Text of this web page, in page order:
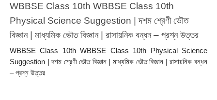
WBBSE Class 10th WBBSE Class 10th
Physical Science Suggestion | দশম শ্রেণী ভৌত
বিজ্ঞান | মাধ্যমিক ভৌত বিজ্ঞান | রাসায়নিক বন্ধন – প্রশ্ন উত্তর
WBBSE Class 10th WBBSE Class 10th Physical Science
Suggestion | দশম শ্রেণী ভৌত বিজ্ঞান | মাধ্যমিক ভৌত বিজ্ঞান | রাসায়নিক বন্ধন
– প্রশ্ন উত্তর